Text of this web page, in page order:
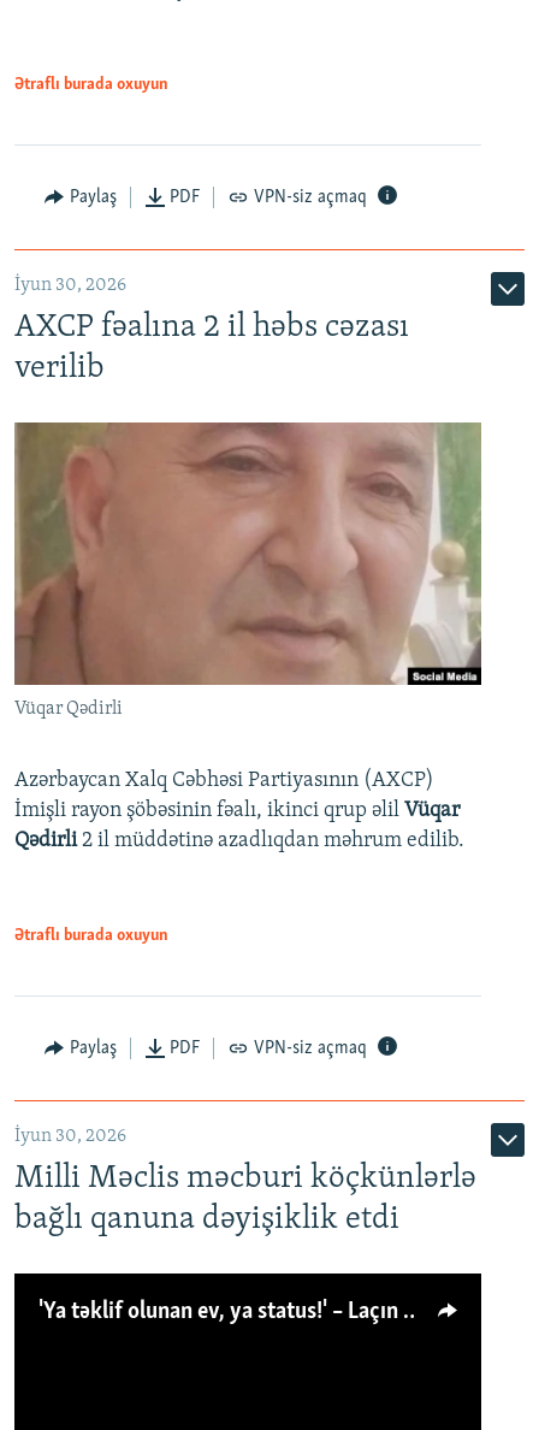
Ətraflı burada oxuyun
Paylaş PDF VPN-siz açmaq
İyun 30, 2026
AXCP fəalına 2 il həbs cəzası
verilib
Vüqar Qədirli
Azərbaycan Xalq Cəbhəsi Partiyasının (AXCP)
İmişli rayon şöbəsinin fəalı, ikinci qrup əlil Vüqar
Qədirli2 il müddətinə azadlıqdan məhrum edilib.
Ətraflı burada oxuyun
Paylaş PDF VPN-siz açmaq
İyun 30, 2026
Milli Məclis məcburi köçkünlərlə
bağlı qanuna dəyişiklik etdi
'Ya təklif olunan ev, ya status!' – Laçın köçkünü: 'Laçından başqa heç hara!'